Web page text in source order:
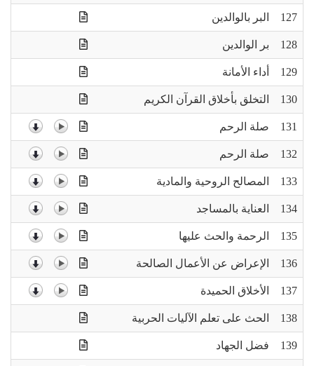
127 البر بالوالدين
128 بر الوالدين
129 أداء الأمانة
130 التخلق بأخلاق القرآن الكريم
131 صلة الرحم
132 صلة الرحم
133 المصالح الروحية والمادية
134 العناية بالمساجد
135 الرحمة والحث عليها
136 الإعراض عن الأعمال الصالحة
137 الأخلاق الحميدة
138 الحث على تعلم الآليات الحربية
139 فضل الجهاد